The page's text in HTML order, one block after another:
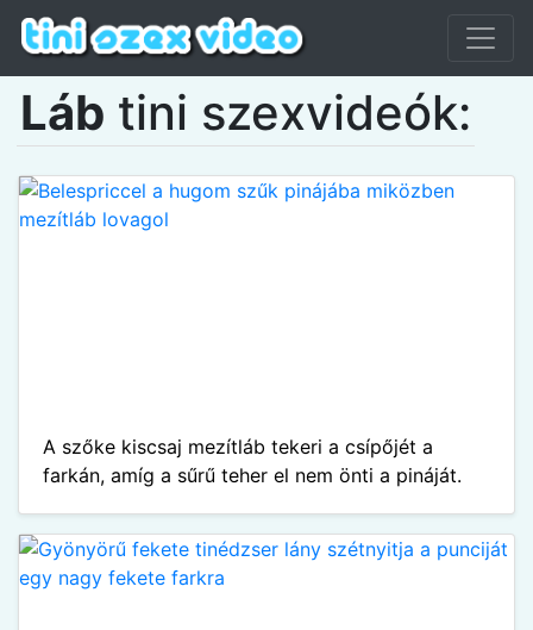
Láb tini szexvideók:
A szőke kiscsaj mezítláb tekeri a csípőjét a
farkán, amíg a sűrű teher el nem önti a pináját.